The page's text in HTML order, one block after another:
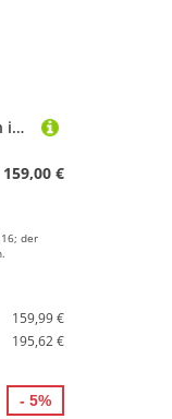
Gymba Balanceboard Gehen im Stehen - GYMBA Aktivboard Blau
159,00 €
der
159,99 €
195,62 €
- 5%